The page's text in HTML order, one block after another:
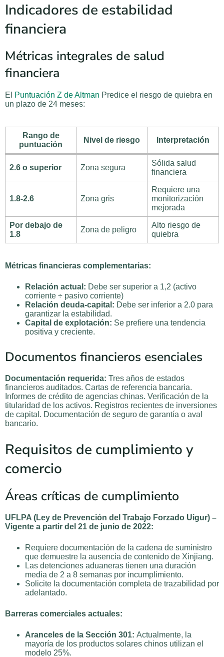
Indicadores de estabilidad
financiera
Métricas integrales de salud
financiera
El Puntuación Z de Altman Predice el riesgo de quiebra en
un plazo de 24 meses:
Rango de
puntuación
Nivel de riesgo Interpretación
2.6 o superior Zona segura
Sólida salud
financiera
1.8-2.6 Zona gris
Requiere una
monitorización
mejorada
Por debajo de
1.8
Zona de peligro
Alto riesgo de
quiebra
Métricas financieras complementarias:
Relación actual: Debe ser superior a 1,2 (activo
corriente ÷ pasivo corriente)
Relación deuda-capital: Debe ser inferior a 2.0 para
garantizar la estabilidad.
Capital de explotación: Se prefiere una tendencia
positiva y creciente.
Documentos financieros esenciales
Documentación requerida: Tres años de estados
financieros auditados. Cartas de referencia bancaria.
Informes de crédito de agencias chinas. Verificación de la
titularidad de los activos. Registros recientes de inversiones
de capital. Documentación de seguro de garantía o aval
bancario.
Requisitos de cumplimiento y
comercio
Áreas críticas de cumplimiento
UFLPA (Ley de Prevención del Trabajo Forzado Uigur) –
Vigente a partir del 21 de junio de 2022:
Requiere documentación de la cadena de suministro
que demuestre la ausencia de contenido de Xinjiang.
Las detenciones aduaneras tienen una duración
media de 2 a 8 semanas por incumplimiento.
Solicite la documentación completa de trazabilidad por
adelantado.
Barreras comerciales actuales:
Aranceles de la Sección 301: Actualmente, la
mayoría de los productos solares chinos utilizan el
modelo 25%.